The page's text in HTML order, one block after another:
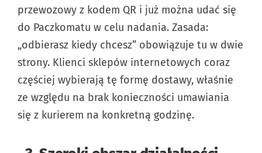
przewozowy z kodem QR i już można udać się
do Paczkomatu w celu nadania. Zasada:
„odbierasz kiedy chcesz” obowiązuje tu w dwie
strony. Klienci sklepów internetowych coraz
częściej wybierają tę formę dostawy, właśnie
ze względu na brak konieczności umawiania
się z kurierem na konkretną godzinę.